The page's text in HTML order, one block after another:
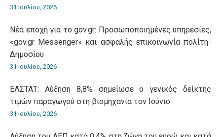
31 Ιουλίου, 2026
Νέα εποχή για το gov.gr: Προσωποποιημένες υπηρεσίες,
«gov.gr Messenger» και ασφαλής επικοινωνία πολίτη-
Δημοσίου
31 Ιουλίου, 2026
ΕΛΣΤΑΤ: Αύξηση 8,8% σημείωσε ο γενικός δείκτης
τιμών παραγωγού στη βιομηχανία τον Ιούνιο
31 Ιουλίου, 2026